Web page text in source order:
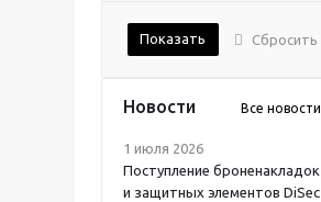
Показать Сбросить
Новости Все новости
1 июля 2026
Поступление броненакладок
и защитных элементов DiSec